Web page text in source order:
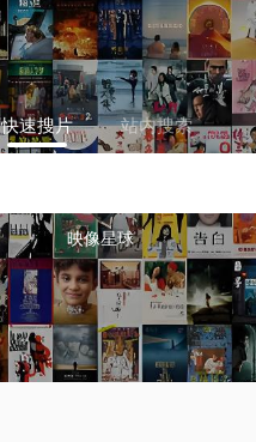
快速搜片 站内搜索
映像星球